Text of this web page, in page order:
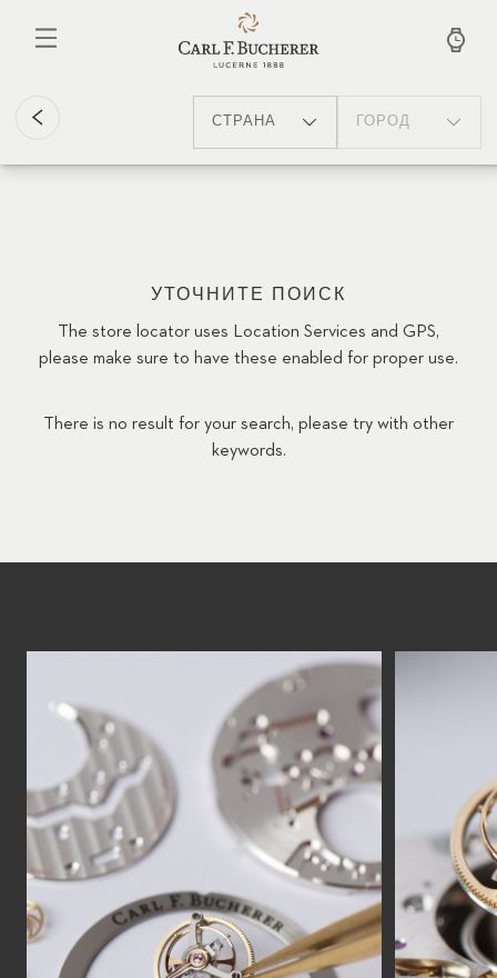
основному
СТРАНА ГОРОД
УТОЧНИТЕ ПОИСК
The store locator uses Location Services and GPS,
please make sure to have these enabled for proper use.
There is no result for your search, please try with other
keywords.